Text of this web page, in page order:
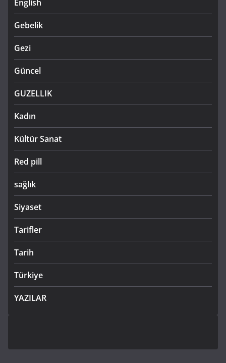
English
Gebelik
Gezi
Güncel
GUZELLIK
Kadın
Kültür Sanat
Red pill
sağlık
Siyaset
Tarifler
Tarih
Türkiye
YAZILAR